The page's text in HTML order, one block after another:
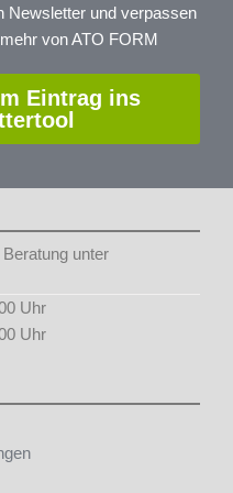
Newsletter und verpassen
von ATO FORM
Eintrag ins
unter
Uhr
Uhr